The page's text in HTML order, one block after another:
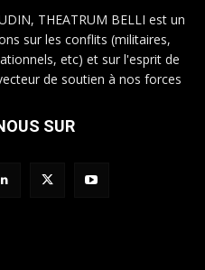
THEATRUM BELLI est un
sur les conflits (militaires,
etc) et sur l'esprit de
de soutien à nos forces
SUR